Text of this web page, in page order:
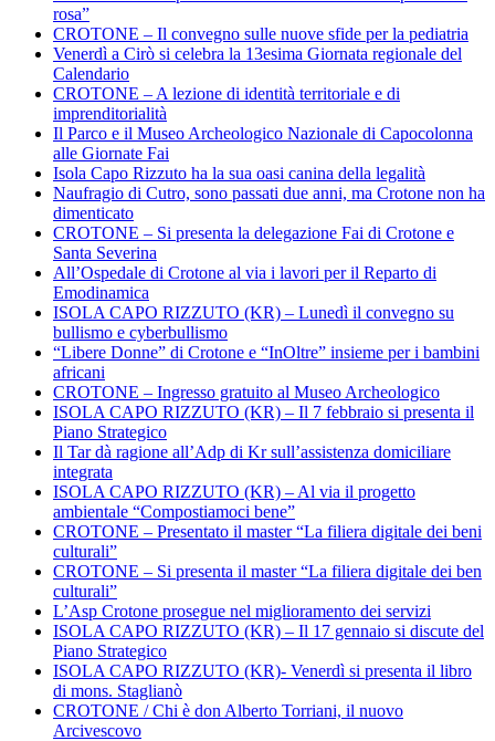
rosa”
CROTONE – Il convegno sulle nuove sfide per la pediatria
Venerdì a Cirò si celebra la 13esima Giornata regionale del
Calendario
CROTONE – A lezione di identità territoriale e di
imprenditorialità
Il Parco e il Museo Archeologico Nazionale di Capocolonna
alle Giornate Fai
Isola Capo Rizzuto ha la sua oasi canina della legalità
Naufragio di Cutro, sono passati due anni, ma Crotone non ha
dimenticato
CROTONE – Si presenta la delegazione Fai di Crotone e
Santa Severina
All’Ospedale di Crotone al via i lavori per il Reparto di
Emodinamica
ISOLA CAPO RIZZUTO (KR) – Lunedì il convegno su
bullismo e cyberbullismo
“Libere Donne” di Crotone e “InOltre” insieme per i bambini
africani
CROTONE – Ingresso gratuito al Museo Archeologico
ISOLA CAPO RIZZUTO (KR) – Il 7 febbraio si presenta il
Piano Strategico
Il Tar dà ragione all’Adp di Kr sull’assistenza domiciliare
integrata
ISOLA CAPO RIZZUTO (KR) – Al via il progetto
ambientale “Compostiamoci bene”
CROTONE – Presentato il master “La filiera digitale dei beni
culturali”
CROTONE – Si presenta il master “La filiera digitale dei ben
culturali”
L’Asp Crotone prosegue nel miglioramento dei servizi
ISOLA CAPO RIZZUTO (KR) – Il 17 gennaio si discute del
Piano Strategico
ISOLA CAPO RIZZUTO (KR)- Venerdì si presenta il libro
di mons. Staglianò
CROTONE / Chi è don Alberto Torriani, il nuovo
Arcivescovo